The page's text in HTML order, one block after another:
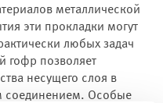
металлической
эти прокладки могут
любых задач
гофр позволяет
несущего слоя в
соединением. Особые